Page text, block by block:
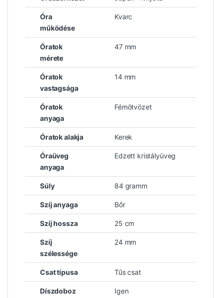
Óra
működése
Kvarc
Óratok
mérete
47 mm
Óratok
vastagsága
14 mm
Óratok
anyaga
Fémötvözet
Óratok alakja Kerek
Óraüveg
anyaga
Edzett kristályüveg
Súly 84 gramm
Szíj anyaga Bőr
Szíj hossza 25 cm
Szíj
szélessége
24 mm
Csat típusa Tűs csat
Díszdoboz Igen